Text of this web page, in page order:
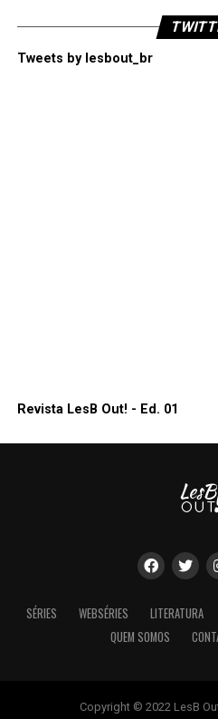
Tweets by lesbout_br
Revista LesB Out! - Ed. 01
SÉRIES WEBSÉRIES LITERATURA
QUEM SOMOS
Copyright © 2022 LesB